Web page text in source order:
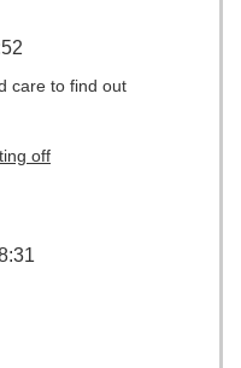
care to find out
off